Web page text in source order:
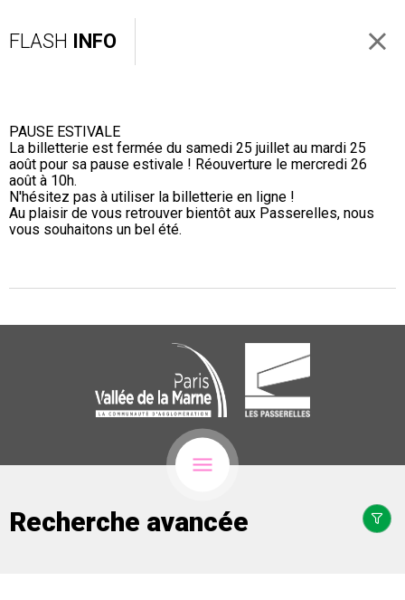
FLASH INFO
PAUSE ESTIVALE
La billetterie est fermée du samedi 25 juillet au mardi 25
août pour sa pause estivale ! Réouverture le mercredi 26
août à 10h.
N'hésitez pas à utiliser la billetterie en ligne !
Au plaisir de vous retrouver bientôt aux Passerelles, nous
vous souhaitons un bel été.
Recherche avancée